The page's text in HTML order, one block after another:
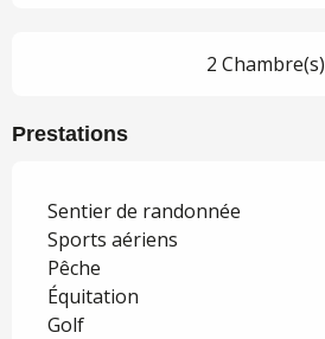
2 Chambre(s)
Prestations
Sentier de randonnée
Sports aériens
Pêche
Équitation
Golf